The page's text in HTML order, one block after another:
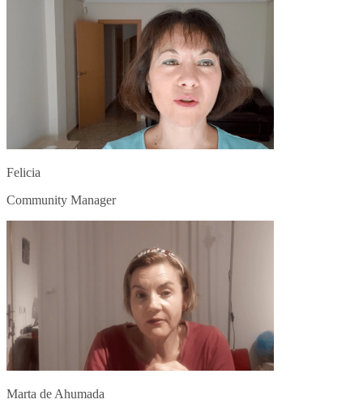
Felicia
Community Manager
Marta de Ahumada